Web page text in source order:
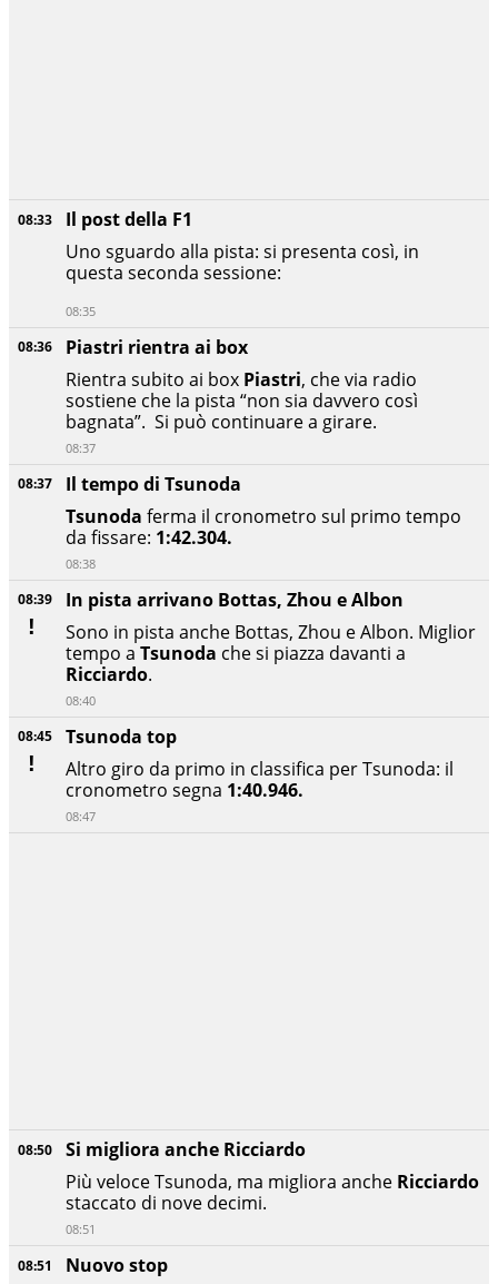
08:51 Nuovo stop
08:50
Si migliora anche Ricciardo
Più veloce Tsunoda, ma migliora anche Ricciardo
staccato di nove decimi.
08:51
08:45
Tsunoda top
Altro giro da primo in classifica per Tsunoda: il
cronometro segna 1:40.946.
08:47
08:39
In pista arrivano Bottas, Zhou e Albon
Sono in pista anche Bottas, Zhou e Albon. Miglior
tempo a Tsunoda che si piazza davanti a
Ricciardo.
08:40
08:37
Il tempo di Tsunoda
Tsunoda ferma il cronometro sul primo tempo
da fissare: 1:42.304.
08:38
08:36
Piastri rientra ai box
Rientra subito ai box Piastri, che via radio
sostiene che la pista “non sia davvero così
bagnata”. Si può continuare a girare.
08:37
08:33
Il post della F1
Uno sguardo alla pista: si presenta così, in
questa seconda sessione:
08:35